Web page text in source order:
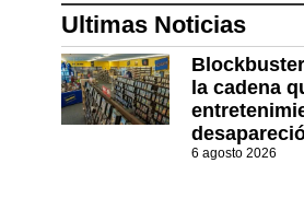
Ultimas Noticias
la cadena
6 agosto 2026